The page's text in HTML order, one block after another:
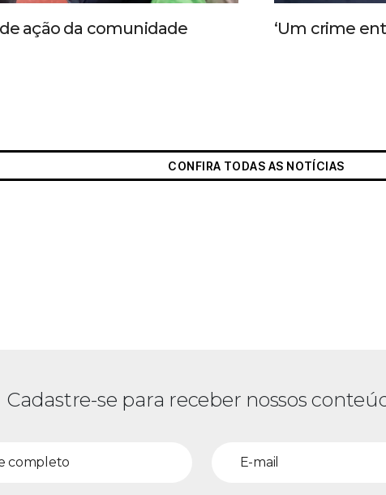
ação da comunidade
‘Um crime
CONFIRA TODAS AS NOTÍCIAS
Cadastre-se para receber nossos